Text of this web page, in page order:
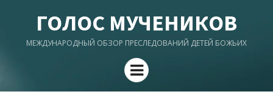
ГОЛОС МУЧЕНИКОВ
МЕЖДУНАРОДНЫЙ ОБЗОР ПРЕСЛЕДОВАНИЙ ДЕТЕЙ БОЖЬИХ
Menu